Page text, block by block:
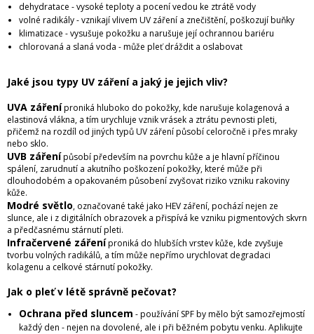
dehydratace - vysoké teploty a pocení vedou ke ztrátě vody
volné radikály - vznikají vlivem UV záření a znečištění, poškozují buňky
klimatizace - vysušuje pokožku a narušuje její ochrannou bariéru
chlorovaná a slaná voda - může pleť dráždit a oslabovat
Jaké jsou typy UV záření a jaký je jejich vliv?
UVA zářeníproniká hluboko do pokožky, kde narušuje kolagenová a
elastinová vlákna, a tím urychluje vznik vrásek a ztrátu pevnosti pleti,
přičemž na rozdíl od jiných typů UV záření působí celoročně i přes mraky
nebo sklo.
UVB zářenípůsobí především na povrchu kůže a je hlavní příčinou
spálení, zarudnutí a akutního poškození pokožky, které může při
dlouhodobém a opakovaném působení zvyšovat riziko vzniku rakoviny
kůže.
Modré světlo, označované také jako HEV záření, pochází nejen ze
slunce, ale i z digitálních obrazovek a přispívá ke vzniku pigmentových skvrn
a předčasnému stárnutí pleti.
Infračervené zářeníproniká do hlubších vrstev kůže, kde zvyšuje
tvorbu volných radikálů, a tím může nepřímo urychlovat degradaci
kolagenu a celkové stárnutí pokožky.
Jak o pleť v létě správně pečovat?
Ochrana před sluncem - používání SPF by mělo být samozřejmostí
každý den - nejen na dovolené, ale i při běžném pobytu venku. Aplikujte